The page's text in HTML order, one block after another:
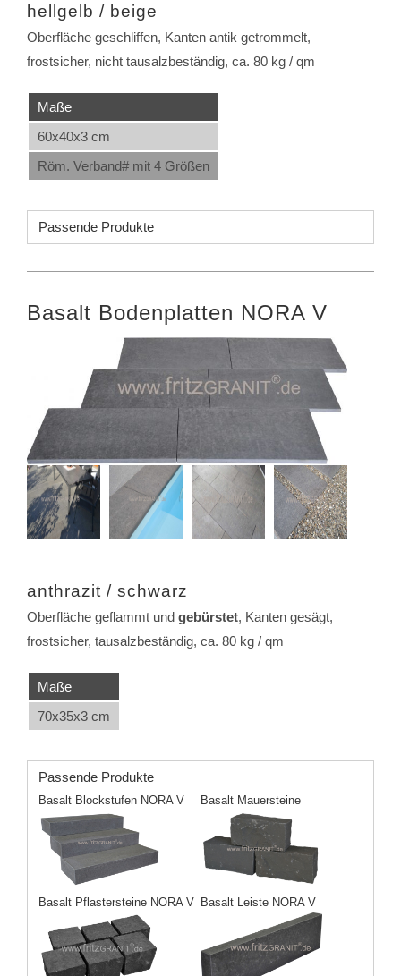
hellgelb / beige
Oberfläche geschliffen, Kanten antik getrommelt,
frostsicher, nicht tausalzbeständig, ca. 80 kg / qm
Maße
60x40x3 cm
Röm. Verband# mit 4 Größen
Passende Produkte
Basalt Bodenplatten NORA V
anthrazit / schwarz
Oberfläche geflammt und gebürstet, Kanten gesägt,
frostsicher, tausalzbeständig, ca. 80 kg / qm
Maße
70x35x3 cm
Passende Produkte
Basalt Blockstufen NORA V Basalt Mauersteine
Basalt Pflastersteine NORA V Basalt Leiste NORA V